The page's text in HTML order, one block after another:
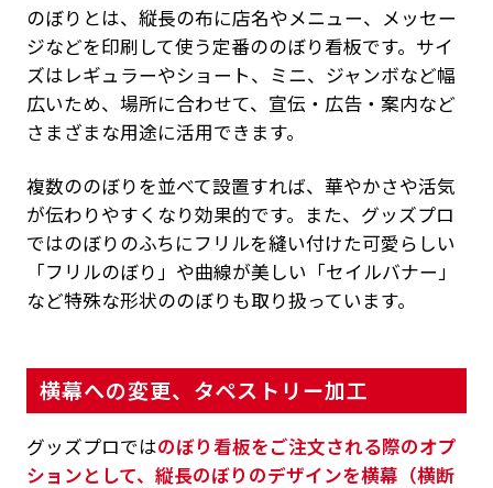
のぼりとは、縦長の布に店名やメニュー、メッセー
ジなどを印刷して使う定番ののぼり看板です。サイ
ズはレギュラーやショート、ミニ、ジャンボなど幅
広いため、場所に合わせて、宣伝・広告・案内など
さまざまな用途に活用できます。
複数ののぼりを並べて設置すれば、華やかさや活気
が伝わりやすくなり効果的です。また、グッズプロ
ではのぼりのふちにフリルを縫い付けた可愛らしい
「フリルのぼり」や曲線が美しい「セイルバナー」
など特殊な形状ののぼりも取り扱っています。
横幕への変更、タペストリー加工
グッズプロではのぼり看板をご注文される際のオプ
ションとして、縦長のぼりのデザインを横幕（横断